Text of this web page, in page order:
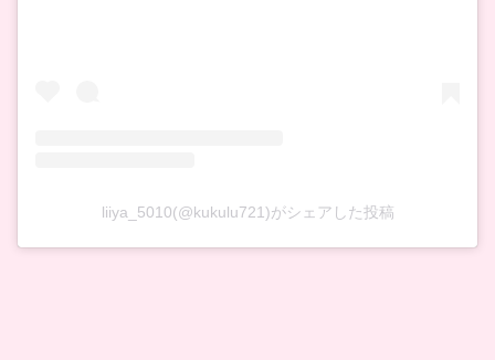
liiya_5010(@kukulu721)がシェアした投稿